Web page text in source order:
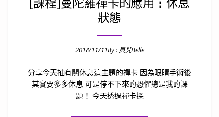
狀態
2018/11/11By : 貝兒Belle
分享今天抽有關休息這主題的禪卡 因為眼睛手術後
其實要多多休息 可是停不下來的恐懼總是我的課
題！ 今天透過禪卡探